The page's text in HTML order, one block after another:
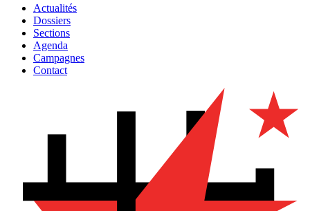
Actualités
Dossiers
Sections
Agenda
Campagnes
Contact